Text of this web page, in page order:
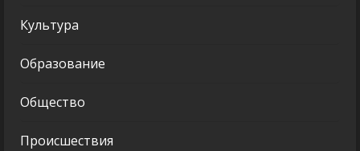
Культура
Образование
Общество
Происшествия